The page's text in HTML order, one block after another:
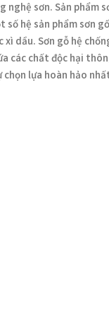
sơn. Sản phẩm
hệ sản phẩm sơn
dầu. Sơn gỗ hệ
các chất độc hại
lựa hoàn hảo